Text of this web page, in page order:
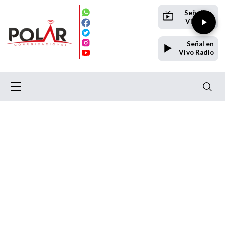
Señal en
Vivo TV
Señal en
Vivo Radio